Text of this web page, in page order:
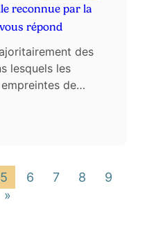
reconnue par la
répond
des
lesquels les
de
...
5 6 7 8
9
»